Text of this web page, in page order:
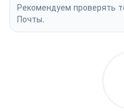
Рекомендуем проверять
Почты.